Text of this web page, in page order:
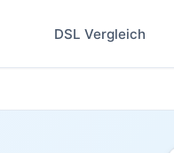
DSL Vergleich